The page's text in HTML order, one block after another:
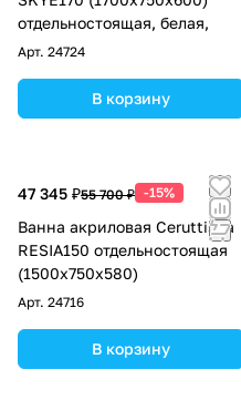
отдельностоящая, белая,
Арт. 24724
В корзину
47 345 ₽55 700 ₽ -15%
Ванна акриловая Ceruttispa
RESIA150 отдельностоящая
(1500x750x580)
Арт. 24716
В корзину